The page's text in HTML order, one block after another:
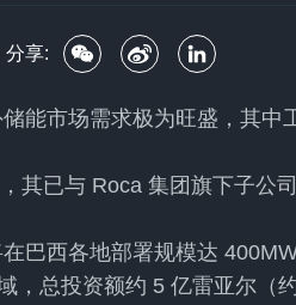
分享:
能市场需求极为旺盛，其中
其已与 Roca 集团旗下子公
巴西各地部署规模达
，总投资额约 5 亿雷亚尔（